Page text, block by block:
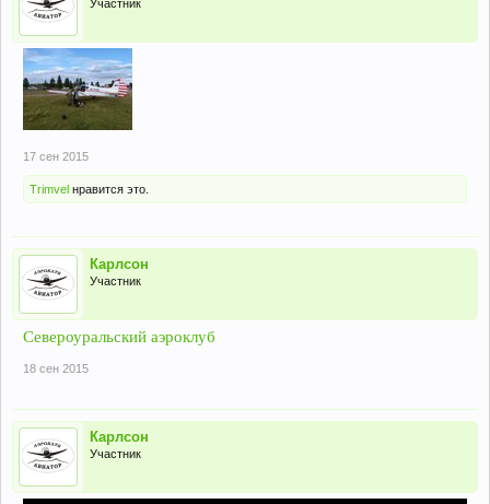
Участник
17 сен 2015
Trimvel нравится это.
Карлсон
Участник
Североуральский аэроклуб
18 сен 2015
Карлсон
Участник